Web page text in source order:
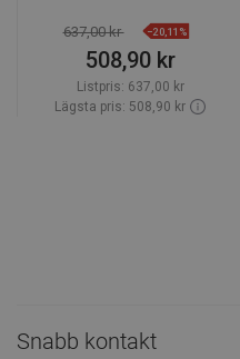
637,00 kr −20,11%
508,90 kr
Listpris: 637,00 kr
Lägsta pris: 508,90 kr
Snabb kontakt